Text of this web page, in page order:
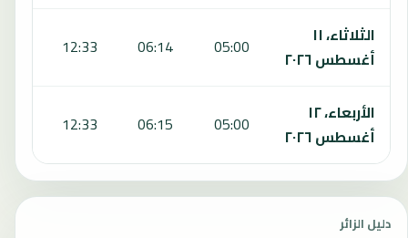
الثلاثاء، ١١
أغسطس ٢٠٢٦
05:00
06:14
12:33
الأربعاء، ١٢
أغسطس ٢٠٢٦
05:00
06:15
12:33
دليل الزائر